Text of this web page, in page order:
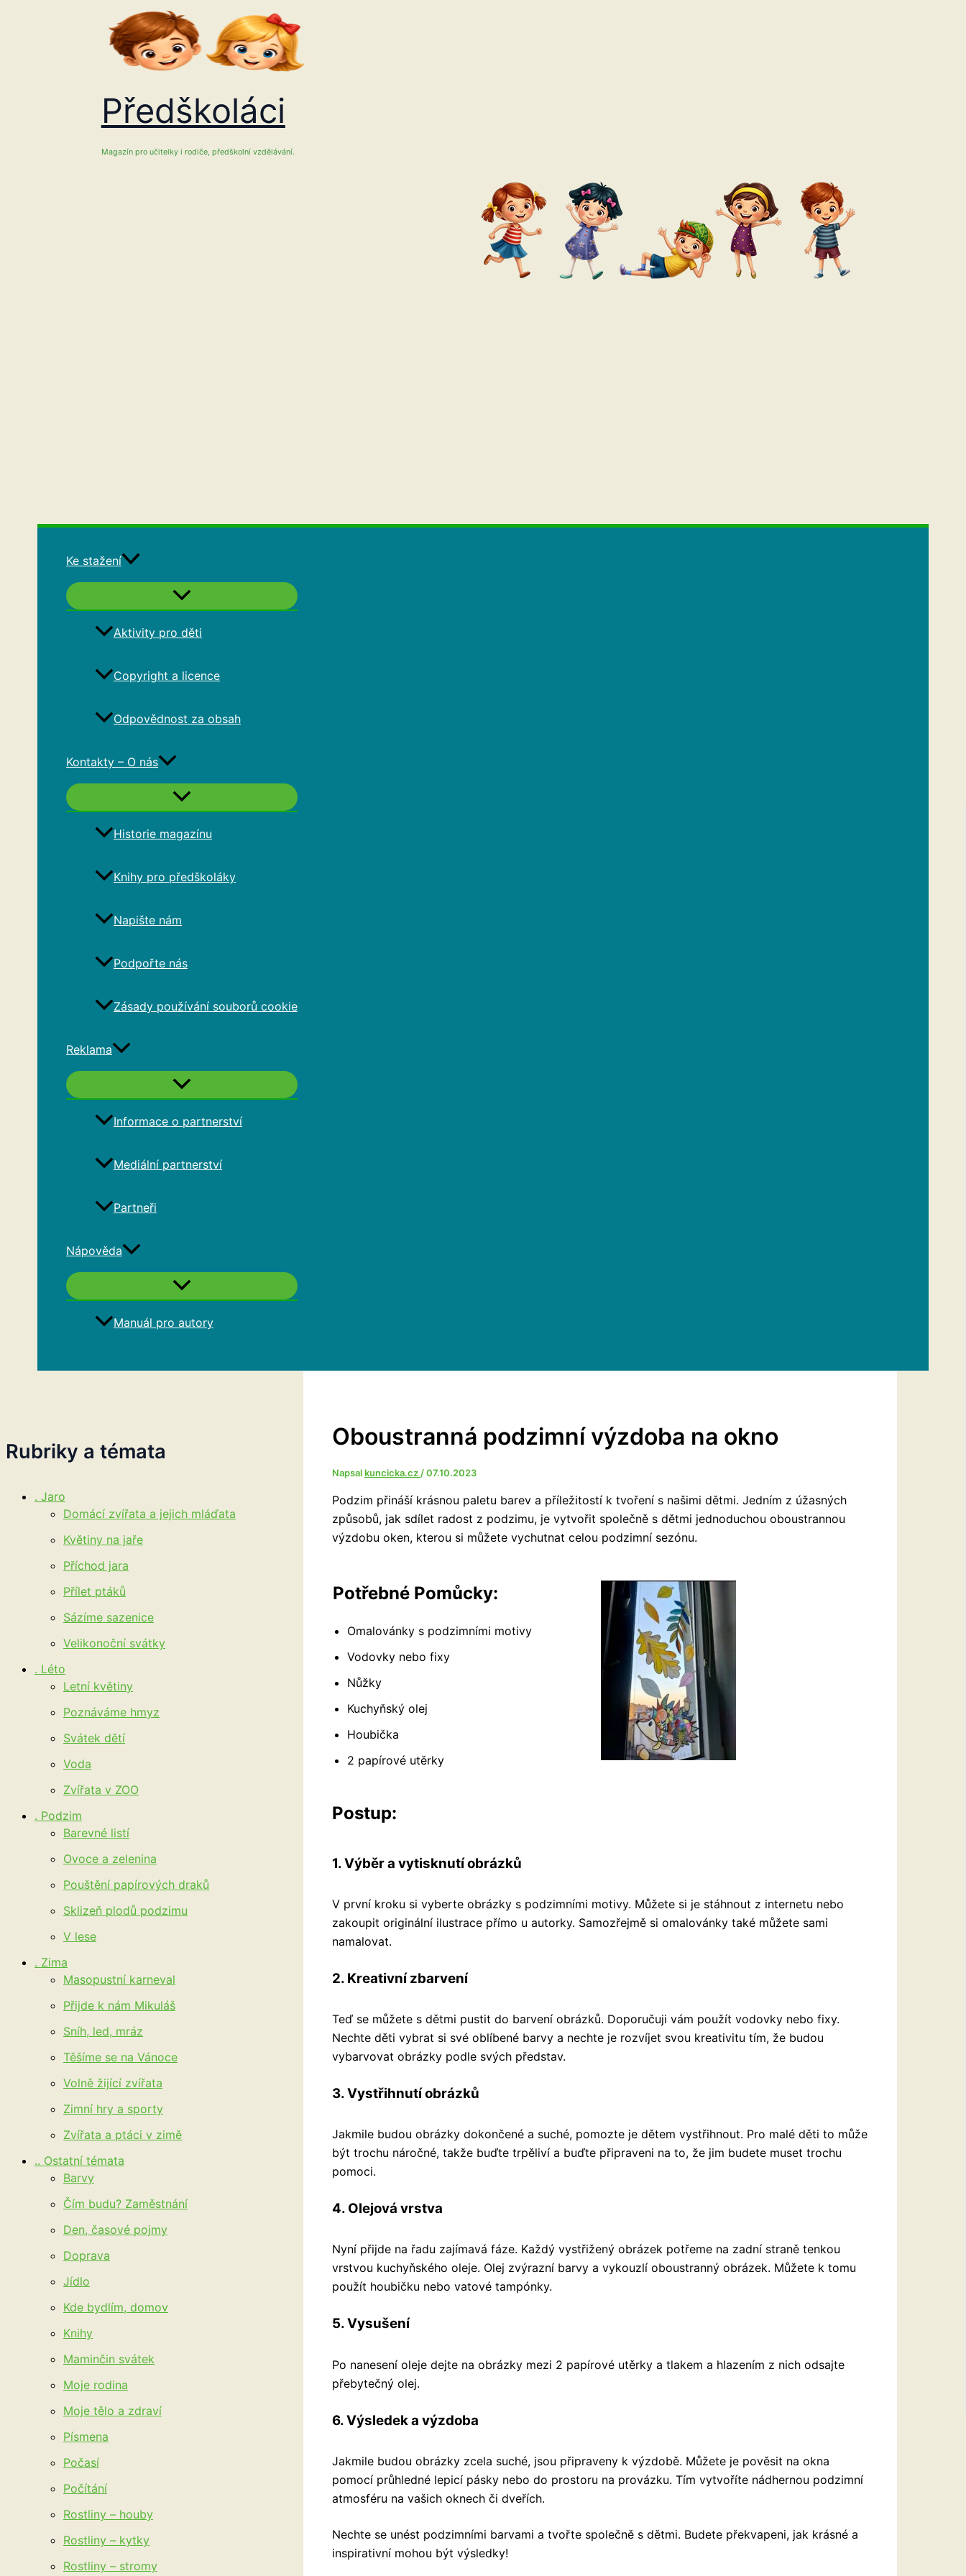
Předškoláci
Magazín pro učitelky i rodiče, předškolní vzdělávání.
Ke stažení
Aktivity pro děti
Copyright a licence
Odpovědnost za obsah
Kontakty – O nás
Historie magazínu
Knihy pro předškoláky
Napište nám
Podpořte nás
Zásady používání souborů cookie
Reklama
Informace o partnerství
Mediální partnerství
Partneři
Nápověda
Manuál pro autory
Rubriky a témata
. Jaro
Domácí zvířata a jejich mláďata
Květiny na jaře
Příchod jara
Přílet ptáků
Sázíme sazenice
Velikonoční svátky
. Léto
Letní květiny
Poznáváme hmyz
Svátek dětí
Voda
Zvířata v ZOO
. Podzim
Barevné listí
Ovoce a zelenina
Pouštění papírových draků
Sklizeň plodů podzimu
V lese
. Zima
Masopustní karneval
Přijde k nám Mikuláš
Sníh, led, mráz
Těšíme se na Vánoce
Volně žijící zvířata
Zimní hry a sporty
Zvířata a ptáci v zimě
.. Ostatní témata
Barvy
Čím budu? Zaměstnání
Den, časové pojmy
Doprava
Jídlo
Kde bydlím, domov
Knihy
Maminčin svátek
Moje rodina
Moje tělo a zdraví
Písmena
Počasí
Počítání
Rostliny – houby
Rostliny – kytky
Rostliny – stromy
Oboustranná podzimní výzdoba na okno
Napsalkuncicka.cz /07.10.2023
Podzim přináší krásnou paletu barev a příležitostí k tvoření s našimi dětmi. Jedním z úžasných
způsobů, jak sdílet radost z podzimu, je vytvořit společně s dětmi jednoduchou oboustrannou
výzdobu oken, kterou si můžete vychutnat celou podzimní sezónu.
Potřebné Pomůcky:
Omalovánky s podzimními motivy
Vodovky nebo fixy
Nůžky
Kuchyňský olej
Houbička
2 papírové utěrky
Postup:
1. Výběr a vytisknutí obrázků
V první kroku si vyberte obrázky s podzimními motivy. Můžete si je stáhnout z internetu nebo
zakoupit originální ilustrace přímo u autorky. Samozřejmě si omalovánky také můžete sami
namalovat.
2. Kreativní zbarvení
Teď se můžete s dětmi pustit do barvení obrázků. Doporučuji vám použít vodovky nebo fixy.
Nechte děti vybrat si své oblíbené barvy a nechte je rozvíjet svou kreativitu tím, že budou
vybarvovat obrázky podle svých představ.
3. Vystřihnutí obrázků
Jakmile budou obrázky dokončené a suché, pomozte je dětem vystřihnout. Pro malé děti to může
být trochu náročné, takže buďte trpěliví a buďte připraveni na to, že jim budete muset trochu
pomoci.
4. Olejová vrstva
Nyní přijde na řadu zajímavá fáze. Každý vystřižený obrázek potřeme na zadní straně tenkou
vrstvou kuchyňského oleje. Olej zvýrazní barvy a vykouzlí oboustranný obrázek. Můžete k tomu
použít houbičku nebo vatové tampónky.
5. Vysušení
Po nanesení oleje dejte na obrázky mezi 2 papírové utěrky a tlakem a hlazením z nich odsajte
přebytečný olej.
6. Výsledek a výzdoba
Jakmile budou obrázky zcela suché, jsou připraveny k výzdobě. Můžete je pověsit na okna
pomocí průhledné lepicí pásky nebo do prostoru na provázku. Tím vytvoříte nádhernou podzimní
atmosféru na vašich oknech či dveřích.
Nechte se unést podzimními barvami a tvořte společně s dětmi. Budete překvapeni, jak krásné a
inspirativní mohou být výsledky!